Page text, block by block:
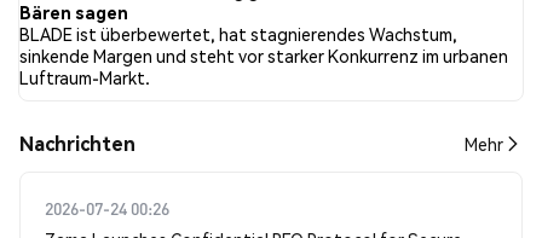
Bären sagen
BLADE ist überbewertet, hat stagnierendes Wachstum,
sinkende Margen und steht vor starker Konkurrenz im urbanen
Luftraum-Markt.
Nachrichten Mehr
2026-07-24 00:26